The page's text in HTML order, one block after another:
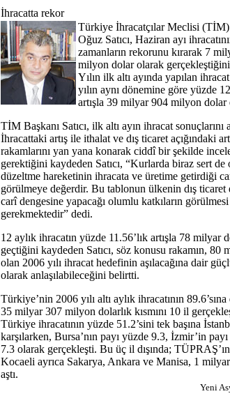
İhracatta rekor
Türkiye İhracatçılar Meclisi (TİM)
Oğuz Satıcı, Haziran ayı
zamanların rekorunu kırarak 7
milyon dolar olarak gerçekleştiğini
Yılın ilk altı ayında yapılan
yılın aynı dönemine göre yüzde
artışla 39 milyar 904 milyon dolar
TİM Başkanı Satıcı, ilk altı ayın ihracat sonuçlarını
İhracattaki artış ile ithalat ve dış ticaret açığındaki
rakamlarını yan yana konarak ciddî bir şekilde
gerektiğini kaydeden Satıcı, “Kurlarda biraz sert de
düzeltme hareketinin ihracata ve üretime getirdiği
görülmeye değerdir. Bu tablonun ülkenin dış ticaret
carî dengesine yapacağı olumlu katkıların görülmesi
gerekmektedir” dedi.
12 aylık ihracatın yüzde 11.56’lık artışla 78 milyar
geçtiğini kaydeden Satıcı, söz konusu rakamın, 80
olan 2006 yılı ihracat hedefinin aşılacağına dair
olarak anlaşılabileceğini belirtti.
Türkiye’nin 2006 yılı altı aylık ihracatının
35 milyar 307 milyon dolarlık kısmını 10 il
Türkiye ihracatının yüzde 51.2’sini tek başına
karşılarken, Bursa’nın payı yüzde 9.3, İzmir’in
7.3 olarak gerçekleşti. Bu üç il dışında;
Kocaeli ayrıca Sakarya, Ankara ve Manisa, 1 milyar
aştı.
Yeni